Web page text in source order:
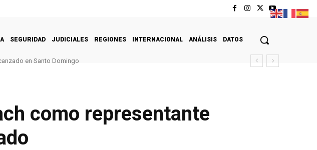
SEGURIDAD JUDICIALES REGIONES INTERNACIONAL ANÁLISIS DATOS
en Santo Domingo
como representante